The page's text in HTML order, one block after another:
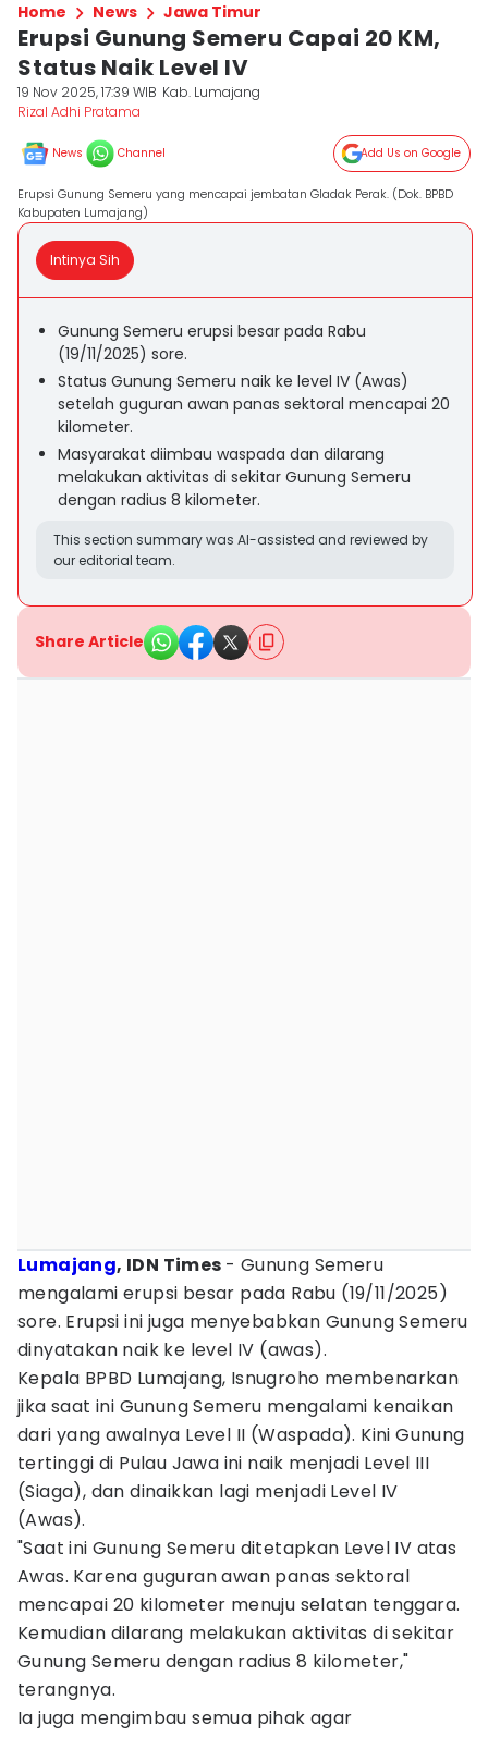
Home News Jawa Timur
Erupsi Gunung Semeru Capai 20 KM,
Status Naik Level IV
19 Nov 2025, 17:39 WIB Kab. Lumajang
Rizal Adhi Pratama
News Channel Add Us on Google
Erupsi Gunung Semeru yang mencapai jembatan Gladak Perak. (Dok. BPBD
Kabupaten Lumajang)
Intinya Sih
Gunung Semeru erupsi besar pada Rabu
(19/11/2025) sore.
Status Gunung Semeru naik ke level IV (Awas)
setelah guguran awan panas sektoral mencapai 20
kilometer.
Masyarakat diimbau waspada dan dilarang
melakukan aktivitas di sekitar Gunung Semeru
dengan radius 8 kilometer.
This section summary was AI-assisted and reviewed by
our editorial team.
Share Article
Lumajang, IDN Times - Gunung Semeru
mengalami erupsi besar pada Rabu (19/11/2025)
sore. Erupsi ini juga menyebabkan Gunung Semeru
dinyatakan naik ke level IV (awas).
Kepala BPBD Lumajang, Isnugroho membenarkan
jika saat ini Gunung Semeru mengalami kenaikan
dari yang awalnya Level II (Waspada). Kini Gunung
tertinggi di Pulau Jawa ini naik menjadi Level III
(Siaga), dan dinaikkan lagi menjadi Level IV
(Awas).
"Saat ini Gunung Semeru ditetapkan Level IV atas
Awas. Karena guguran awan panas sektoral
mencapai 20 kilometer menuju selatan tenggara.
Kemudian dilarang melakukan aktivitas di sekitar
Gunung Semeru dengan radius 8 kilometer,"
terangnya.
Ia juga mengimbau semua pihak agar